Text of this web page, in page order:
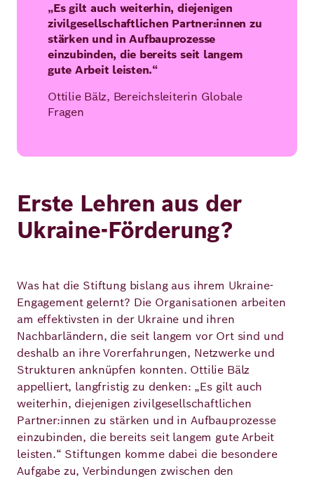
„Es gilt auch weiterhin, diejenigen
zivilgesellschaftlichen Partner:innen zu
stärken und in Aufbauprozesse
einzubinden, die bereits seit langem
gute Arbeit leisten.“
Ottilie Bälz, Bereichsleiterin Globale
Fragen
Erste Lehren aus der
Ukraine-Förderung?
Was hat die Stiftung bislang aus ihrem Ukraine-
Engagement gelernt? Die Organisationen arbeiten
am effektivsten in der Ukraine und ihren
Nachbarländern, die seit langem vor Ort sind und
deshalb an ihre Vorerfahrungen, Netzwerke und
Strukturen anknüpfen konnten. Ottilie Bälz
appelliert, langfristig zu denken: „Es gilt auch
weiterhin, diejenigen zivilgesellschaftlichen
Partner:innen zu stärken und in Aufbauprozesse
einzubinden, die bereits seit langem gute Arbeit
leisten.“ Stiftungen komme dabei die besondere
Aufgabe zu, Verbindungen zwischen den